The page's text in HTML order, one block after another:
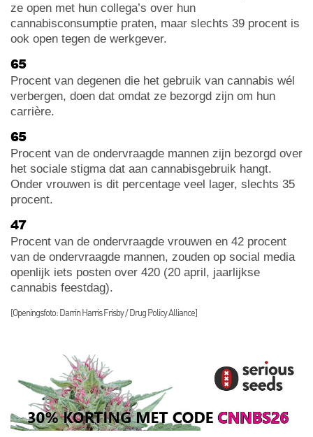
ze open met hun collega’s over hun
cannabisconsumptie praten, maar slechts 39 procent is
ook open tegen de werkgever.
65
Procent van degenen die het gebruik van cannabis wél
verbergen, doen dat omdat ze bezorgd zijn om hun
carrière.
65
Procent van de ondervraagde mannen zijn bezorgd over
het sociale stigma dat aan cannabisgebruik hangt.
Onder vrouwen is dit percentage veel lager, slechts 35
procent.
47
Procent van de ondervraagde vrouwen en 42 procent
van de ondervraagde mannen, zouden op social media
openlijk iets posten over 420 (20 april, jaarlijkse
cannabis feestdag).
[Openingsfoto: Darrin Harris Frisby / Drug Policy Alliance]